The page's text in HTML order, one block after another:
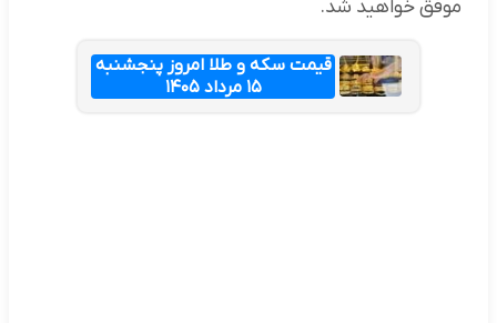
موفق خواهید شد.
قیمت سکه و طلا امروز پنجشنبه
۱۵ مرداد ۱۴۰۵